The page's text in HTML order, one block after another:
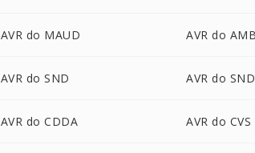
AVR do MAUD AVR do
AVR do SND AVR do
AVR do CDDA AVR do CVS